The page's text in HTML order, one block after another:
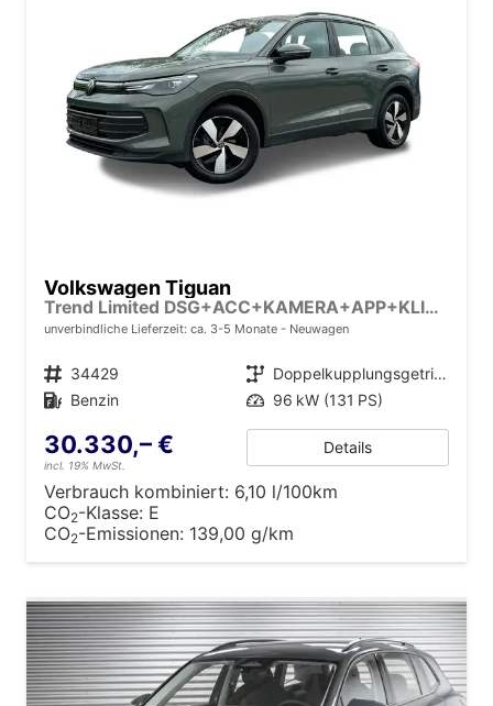
Volkswagen Tiguan
Trend Limited DSG+ACC+KAMERA+APP+KLIMA+LED+17" LM
unverbindliche Lieferzeit: ca. 3-5 Monate Neuwagen
Fahrzeugnr. 34429 Getriebe
Doppelkupplungsgetriebe (DSG)
Kraftstoff Benzin Leistung 96 kW (131 PS)
30.330,– €
incl. 19% MwSt.
Details
Verbrauch kombiniert: 6,10 l/100km
CO2-Klasse: E
CO2-Emissionen: 139,00 g/km